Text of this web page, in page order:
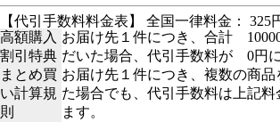
【代引手数料料金表】 全国一律料金： 325
高額購入
割引特典
お届け先１件につき、合計
だいた場合、代引手数料が 0円に
まとめ買
い計算規
則
お届け先１件につき、複数の商
た場合でも、代引手数料は上記料
ます。